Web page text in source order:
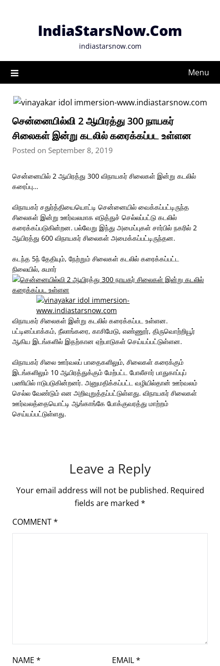
IndiaStarsNow.Com
indiastarsnow.com
Menu
சென்னையில்வி 2 ஆயிரத்து 300 நாயகர்
சிலைகள் இன்று கடலில் கரைக்கப்பட உள்ளன
Posted on September 8, 2019
சென்னையில் 2 ஆயிரத்து 300 விநாயகர் சிலைகள் இன்று கடலில்
கரைப்பு…
விநாயகர் சதுர்த்தியையொட்டி சென்னையில் வைக்கப்பட்டிருந்த
சிலைகள் இன்று ஊர்வலமாக எடுத்துச் செல்லப்பட்டு கடலில்
கரைக்கப்படுகின்றன. பல்வேறு இந்து அமைப்புகள் சார்பில் நகரில் 2
ஆயிரத்து 600 விநாயகர் சிலைகள் அமைக்கப்பட்டிருந்தன.
கடந்த 5ந் தேதியும், நேற்றும் சிலைகள் கடலில் கரைக்கப்பட்ட
நிலையில், சுமார்
விநாயகர் சிலைகள் இன்று கடலில் கரைக்கப்பட உள்ளன.
பட்டினப்பாக்கம், நீலாங்கரை, காசிமேடு, எண்ணூர், திருவொற்றியூர்
ஆகிய இடங்களில் இதற்கான ஏற்பாடுகள் செய்யப்பட்டுள்ளன.
விநாயகர் சிலை ஊர்வலப் பாதைகளிலும், சிலைகள் கரைக்கும்
இடங்களிலும் 10 ஆயிரத்துக்கும் மேற்பட்ட போலீசார் பாதுகாப்புப்
பணியில் ஈடுபடுகின்றனர். அனுமதிக்கப்பட்ட வழியில்தான் ஊர்வலம்
செல்ல வேண்டும் என அறிவுறுத்தப்பட்டுள்ளது. விநாயகர் சிலைகள்
ஊர்வலத்தையொட்டி ஆங்காங்கே போக்குவரத்து மாற்றம்
செய்யப்பட்டுள்ளது.
Leave a Reply
Your email address will not be published. Required
fields are marked *
COMMENT*
NAME * EMAIL*